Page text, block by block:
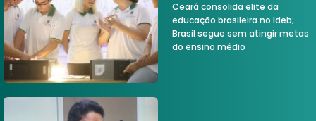
Ceará consolida elite da
educação brasileira no Ideb;
Brasil segue sem atingir metas
do ensino médio